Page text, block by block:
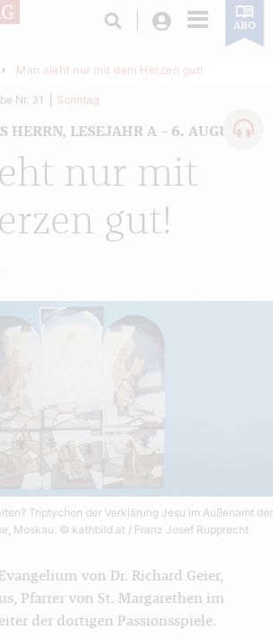
Login ABO
Man sieht nur mit dem Herzen gut!
nur mit
gut!
HERRN, LESEJAHR A – 6. AUGUST
Nr. 31 Sonntag
Triptychon der Verklärung Jesu im Außenamt der
Moskau. © kathbild.at / Franz Josef Rupprecht
von Dr. Richard Geier,
Pfarrer von St. Margarethen im
der dortigen Passionsspiele.